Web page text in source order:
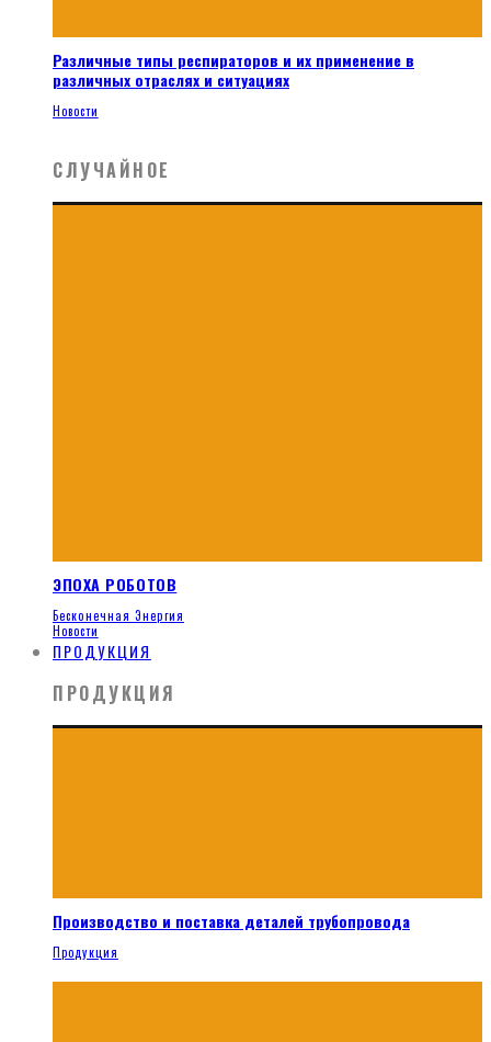
Различные типы респираторов и их применение в
различных отраслях и ситуациях
Новости
СЛУЧАЙНОЕ
ЭПОХА РОБОТОВ
Бесконечная Энергия
Новости
ПРОДУКЦИЯ
ПРОДУКЦИЯ
Производство и поставка деталей трубопровода
Продукция